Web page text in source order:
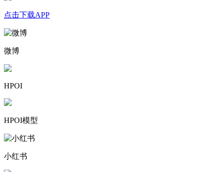
点击下载APP
微博
HPOI
HPOI模型
小红书